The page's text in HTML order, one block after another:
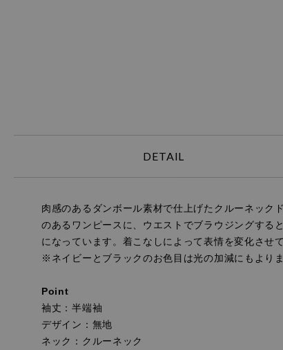
DETAIL
肉感のあるダンボール素材で仕上げたクルーネック
のあるワンピースに、ウエストでブラウジングする
になっています。着こなしによって表情を変化させ
※ネイビーとブラックのお色目は光の加減にもより
Point
袖丈：半端袖
デザイン：無地
ネック：クルーネック